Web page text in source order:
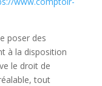
poser des
à la disposition
le droit de
tout